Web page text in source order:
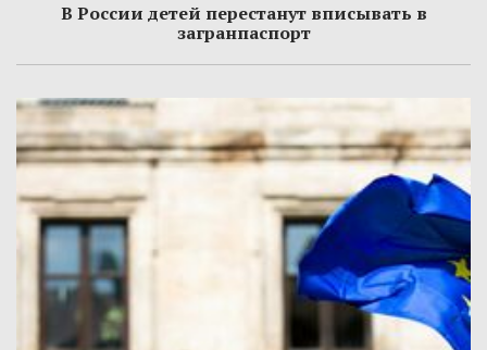
В России детей перестанут вписывать в
загранпаспорт